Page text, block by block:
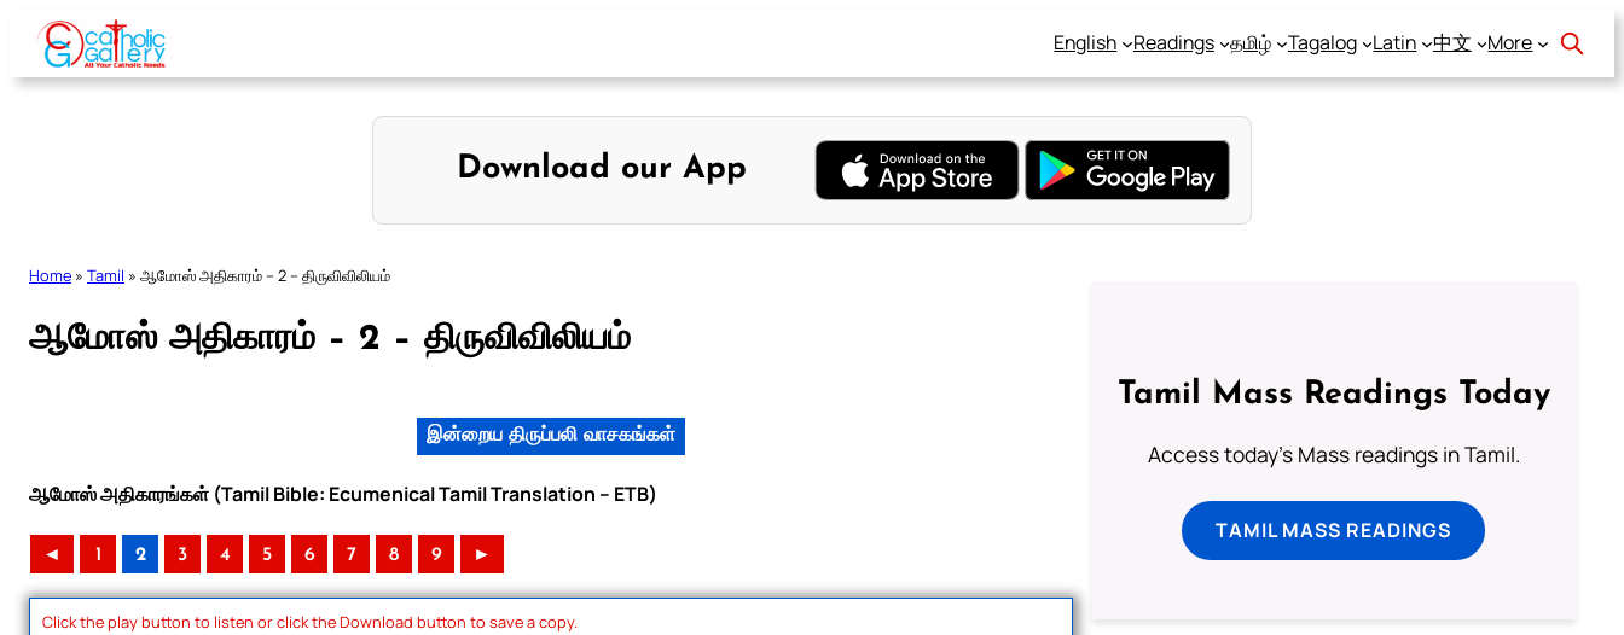
Skip
content
English Readings தமிழ் Tagalog Latin 中文 More
Download our App
Home » Tamil » ஆமோஸ் அதிகாரம் – 2 – திருவிவிலியம்
ஆமோஸ் அதிகாரம் – 2 – திருவிவிலியம்
இன்றைய திருப்பலி வாசகங்கள்
ஆமோஸ் அதிகாரங்கள் (Tamil Bible: Ecumenical Tamil Translation – ETB)
◄ 1 2 3 4 5 6 7 8 9 ►
Click the play button to listen or click the Download button to save a copy.
Tamil Mass Readings Today
Access today's Mass readings in Tamil.
TAMIL MASS READINGS